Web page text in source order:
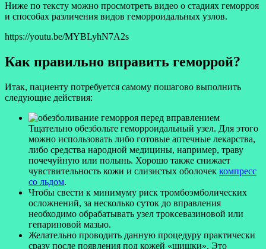
Ниже по тексту можно просмотреть видео о стадиях геморроя
и способах различения видов геморроидальных узлов.
https://youtu.be/MYBLyhN7A2s
Как правильно вправить геморрой?
Итак, пациенту потребуется самому пошагово выполнить
следующие действия:
Тщательно обезбольте геморроидальный узел. Для этого
можно использовать либо готовые аптечные лекарства,
либо средства народной медицины, например, траву
почечуйную или полынь. Хорошо также снижает
чувствительность кожи и слизистых оболочек компресс
со льдом.
Чтобы свести к минимуму риск тромбоэмболических
осложнений, за несколько суток до вправления
необходимо обрабатывать узел троксевазиновой или
гепариновой мазью.
Желательно проводить данную процедуру практически
сразу после появления под кожей «шишки». Это